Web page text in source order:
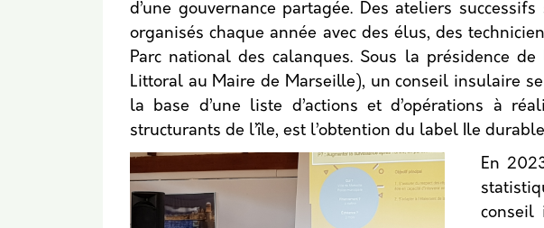
d’une gouvernance partagée. Des ateliers
organisés chaque année avec des élus, des
Parc national des calanques. Sous la présidence
Littoral au Maire de Marseille), un conseil insulaire
la base d’une liste d’actions et d’opérations à
structurants de l’île, est l’obtention du label Ile
En
conseil